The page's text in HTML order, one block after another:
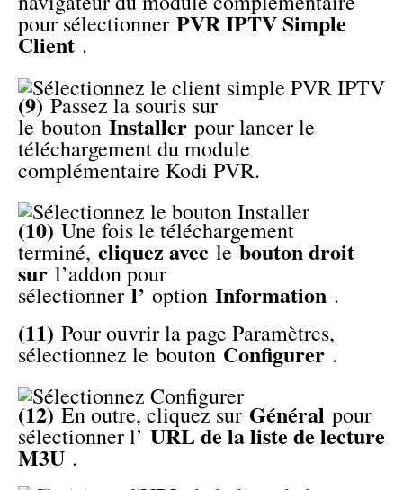
pour sélectionner PVR IPTV Simple
Client .
(9)Passez la souris sur
le bouton Installer pour lancer le
téléchargement du module
complémentaire Kodi PVR.
(10) Une fois le téléchargement
terminé, cliquez avec lebouton droit
sur l’addon pour
sélectionnerl’ option Information .
(11) Pour ouvrir la page Paramètres,
sélectionnez le bouton Configurer .
(12) En outre, cliquez sur Général pour
sélectionner l’ URL de la liste de lecture
M3U .